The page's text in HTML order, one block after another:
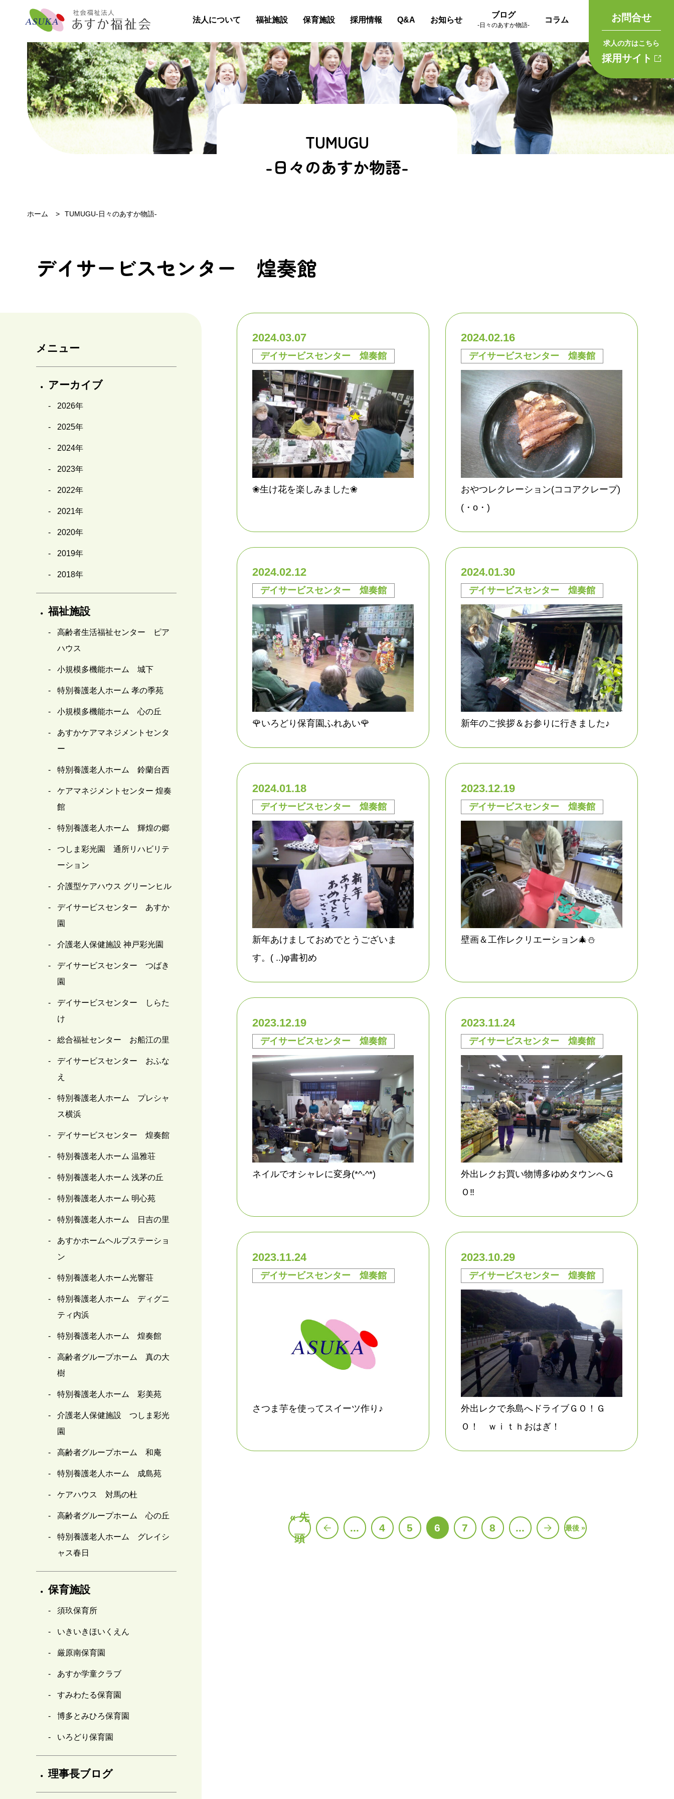
法人について 福祉施設 保育施設 採用情報 Q&A お知らせ
ブログ
-日々のあすか物語-
コラム お問合せ
求人の方はこちら
採用サイト
TUMUGU
-日々のあすか物語-
ホーム TUMUGU-日々のあすか物語-
デイサービスセンター 煌奏館
メニュー
アーカイブ
2026年
2025年
2024年
2023年
2022年
2021年
2020年
2019年
2018年
福祉施設
高齢者生活福祉センター ピア
ハウス
小規模多機能ホーム 城下
特別養護老人ホーム 孝の季苑
小規模多機能ホーム 心の丘
あすかケアマネジメントセンタ
ー
特別養護老人ホーム 鈴蘭台西
ケアマネジメントセンター 煌奏
館
特別養護老人ホーム 輝煌の郷
つしま彩光園 通所リハビリテ
ーション
介護型ケアハウス グリーンヒル
デイサービスセンター あすか
園
介護老人保健施設 神戸彩光園
デイサービスセンター つばき
園
デイサービスセンター しらた
け
総合福祉センター お船江の里
デイサービスセンター おふな
え
特別養護老人ホーム プレシャ
ス横浜
デイサービスセンター 煌奏館
特別養護老人ホーム 温雅荘
特別養護老人ホーム 浅茅の丘
特別養護老人ホーム 明心苑
特別養護老人ホーム 日吉の里
あすかホームヘルプステーショ
ン
特別養護老人ホーム光響荘
特別養護老人ホーム ディグニ
ティ内浜
特別養護老人ホーム 煌奏館
高齢者グループホーム 真の大
樹
特別養護老人ホーム 彩美苑
介護老人保健施設 つしま彩光
園
高齢者グループホーム 和庵
特別養護老人ホーム 成島苑
ケアハウス 対馬の杜
高齢者グループホーム 心の丘
特別養護老人ホーム グレイシ
ャス春日
保育施設
須玖保育所
いきいきほいくえん
厳原南保育園
あすか学童クラブ
すみわたる保育園
博多とみひろ保育園
いろどり保育園
理事長ブログ
2024.03.07
デイサービスセンター 煌奏館
❀生け花を楽しみました❀
2024.02.16
デイサービスセンター 煌奏館
おやつレクレーション(ココアクレープ)
(・o・)
2024.02.12
デイサービスセンター 煌奏館
🌹いろどり保育園ふれあい🌹
2024.01.30
デイサービスセンター 煌奏館
新年のご挨拶＆お参りに行きました♪
2024.01.18
デイサービスセンター 煌奏館
新年あけましておめでとうございま
す。( ..)φ書初め
2023.12.19
デイサービスセンター 煌奏館
壁画＆工作レクリエーション🎄⛄
2023.12.19
デイサービスセンター 煌奏館
ネイルでオシャレに変身(*^-^*)
2023.11.24
デイサービスセンター 煌奏館
外出レクお買い物博多ゆめタウンへＧ
Ｏ‼
2023.11.24
デイサービスセンター 煌奏館
さつま芋を使ってスイーツ作り♪
2023.10.29
デイサービスセンター 煌奏館
外出レクで糸島へドライブＧＯ！Ｇ
Ｏ！ ｗｉｔｈおはぎ！
« 先
頭
... 4 5 6 7 8
...
最後 »